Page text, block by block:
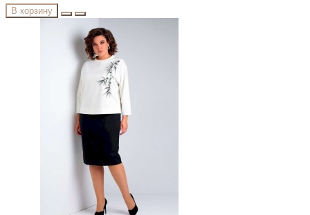
В корзину